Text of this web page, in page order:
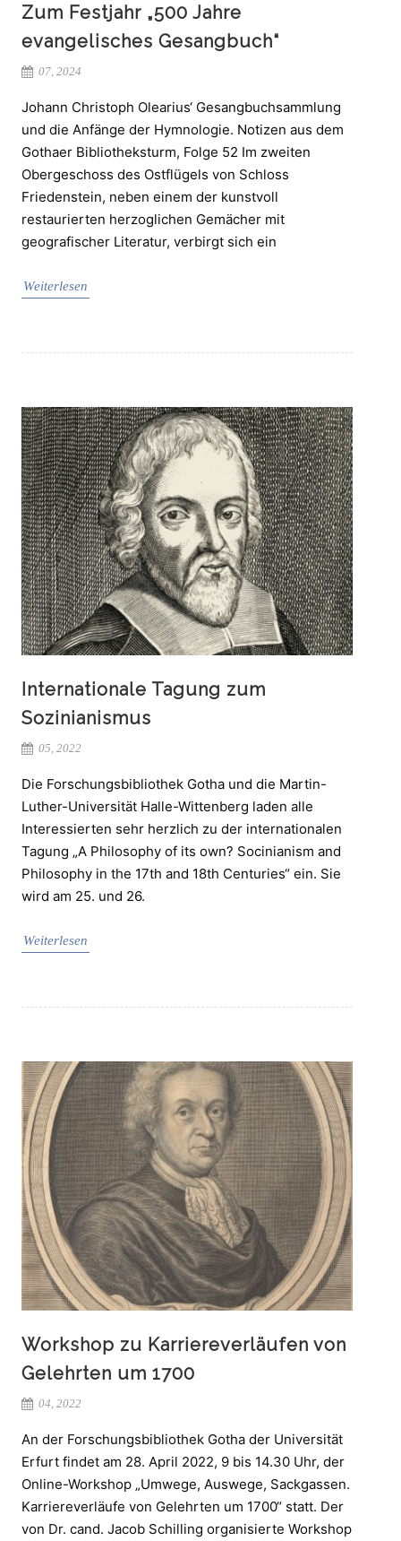
Zum Festjahr „500 Jahre
evangelisches Gesangbuch“
07, 2024
Johann Christoph Olearius‘ Gesangbuchsammlung
und die Anfänge der Hymnologie. Notizen aus dem
Gothaer Bibliotheksturm, Folge 52 Im zweiten
Obergeschoss des Ostflügels von Schloss
Friedenstein, neben einem der kunstvoll
restaurierten herzoglichen Gemächer mit
geografischer Literatur, verbirgt sich ein
Weiterlesen
Internationale Tagung zum
Sozinianismus
05, 2022
Die Forschungsbibliothek Gotha und die Martin-
Luther-Universität Halle-Wittenberg laden alle
Interessierten sehr herzlich zu der internationalen
Tagung „A Philosophy of its own? Socinianism and
Philosophy in the 17th and 18th Centuries“ ein. Sie
wird am 25. und 26.
Weiterlesen
Workshop zu Karriereverläufen von
Gelehrten um 1700
04, 2022
An der Forschungsbibliothek Gotha der Universität
Erfurt findet am 28. April 2022, 9 bis 14.30 Uhr, der
Online-Workshop „Umwege, Auswege, Sackgassen.
Karriereverläufe von Gelehrten um 1700“ statt. Der
von Dr. cand. Jacob Schilling organisierte Workshop